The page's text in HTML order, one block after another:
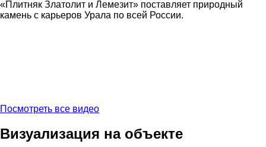
«Плитняк Златолит и Лемезит» поставляет природный
камень с карьеров Урала по всей России.
Посмотреть все видео
Визуализация на объекте